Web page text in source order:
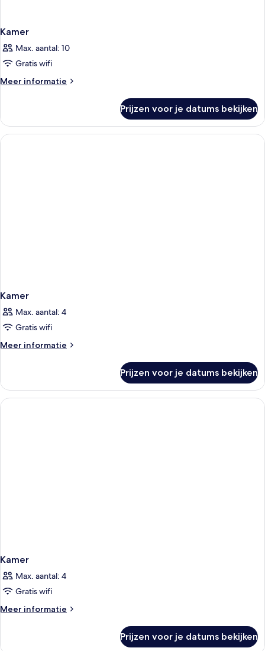
Kamer
Max. aantal: 10
Gratis wifi
Meer informatie
Meer
Prijzen voor je datums bekijken
Kamer
Max. aantal: 4
Gratis wifi
Meer informatie
Meer
Prijzen voor je datums bekijken
Kamer
Max. aantal: 4
Gratis wifi
Meer informatie
Meer
Prijzen voor je datums bekijken